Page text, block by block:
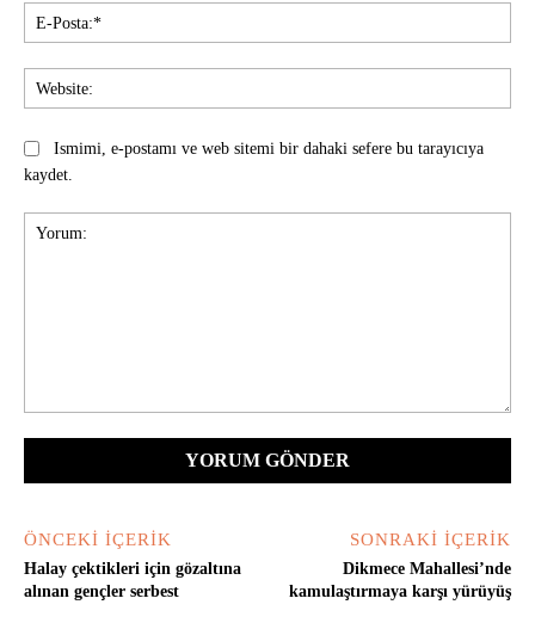
Ismimi, e-postamı ve web sitemi bir dahaki sefere bu tarayıcıya
kaydet.
ÖNCEKI İÇERIK
Halay çektikleri için gözaltına
alınan gençler serbest
SONRAKI İÇERIK
Dikmece Mahallesi’nde
kamulaştırmaya karşı yürüyüş